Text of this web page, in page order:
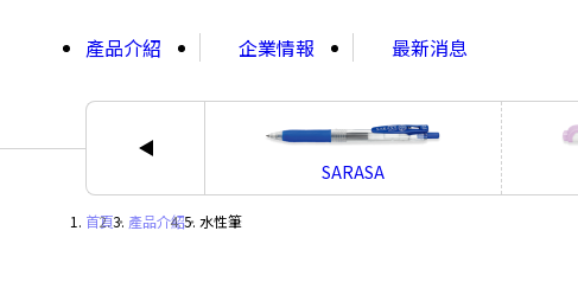
產品介紹
企業情報 最新消息
SARASA
首頁・ 產品介紹・ 水性筆